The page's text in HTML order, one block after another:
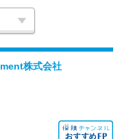
株式会社